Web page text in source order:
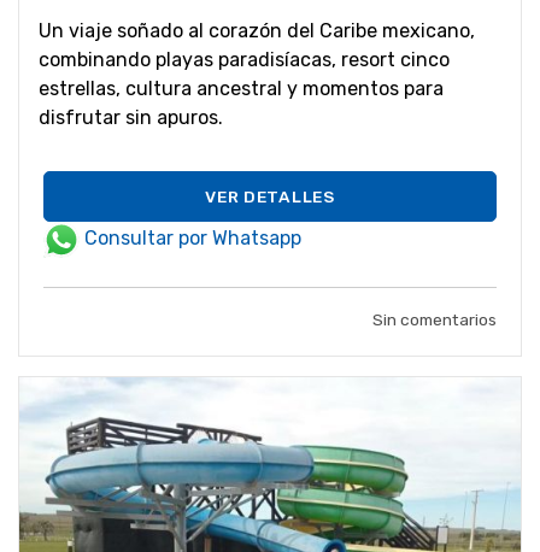
Un viaje soñado al corazón del Caribe mexicano,
combinando playas paradisíacas, resort cinco
estrellas, cultura ancestral y momentos para
disfrutar sin apuros.
VER DETALLES
Consultar por Whatsapp
Sin comentarios